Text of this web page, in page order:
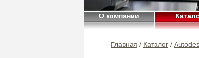
О компании
Главная / Каталог /